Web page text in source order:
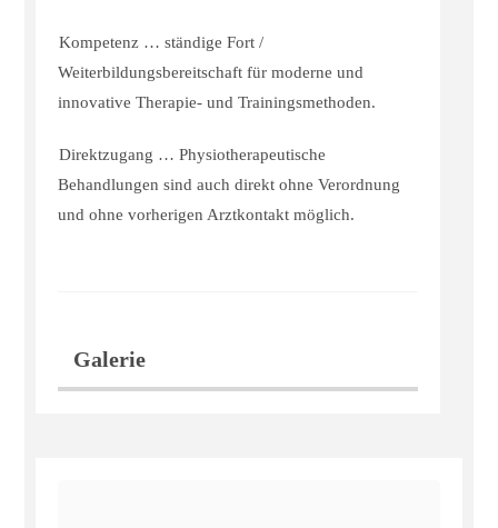
Kompetenz … ständige Fort /
Weiterbildungsbereitschaft für moderne und
innovative Therapie- und Trainingsmethoden.
Direktzugang … Physiotherapeutische
Behandlungen sind auch direkt ohne Verordnung
und ohne vorherigen Arztkontakt möglich.
Galerie